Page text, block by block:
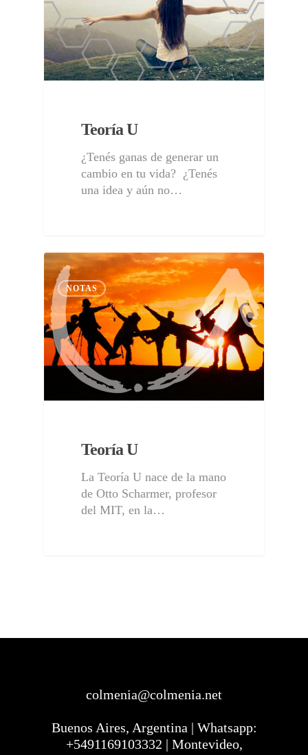
Teoría U
¿Tenés ganas de generar un
cambio en tu vida? ¿Tenés
una idea y aún no…
NOTAS
Teoría U
La Teoría U nace de la mano
de Otto Scharmer, profesor
del MIT, en la…
colmenia@colmenia.net
Buenos Aires, Argentina | Whatsapp:
+5491169103332 | Montevideo,